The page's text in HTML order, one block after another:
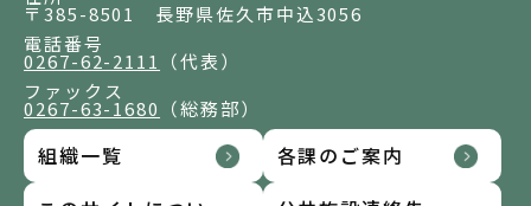
〒385-8501 長野県佐久市中込3056
電話番号
0267-62-2111
（代表）
ファックス
0267-63-1680 （総務部）
組織一覧
各課のご案内